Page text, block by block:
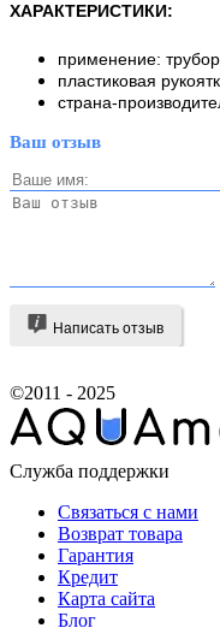
ХАРАКТЕРИСТИКИ:
применение:
пластиковая
страна-
Ваш отзыв
Написать отзыв
©2011 - 2025
Служба поддержки
Связаться с нами
Возврат товара
Гарантия
Кредит
Карта сайта
Блог